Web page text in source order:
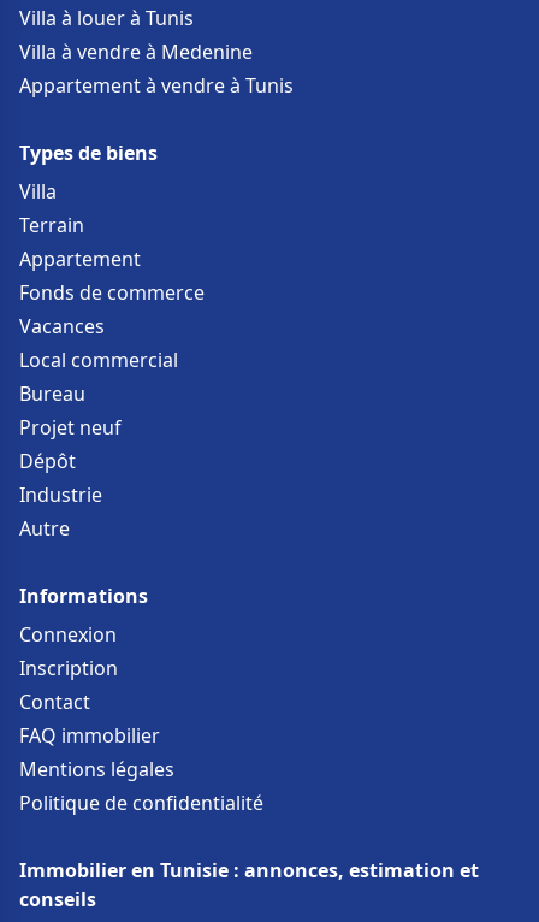
Villa à louer à Tunis
Villa à vendre à Medenine
Appartement à vendre à Tunis
Types de biens
Villa
Terrain
Appartement
Fonds de commerce
Vacances
Local commercial
Bureau
Projet neuf
Dépôt
Industrie
Autre
Informations
Connexion
Inscription
Contact
FAQ immobilier
Mentions légales
Politique de confidentialité
Immobilier en Tunisie : annonces, estimation et
conseils